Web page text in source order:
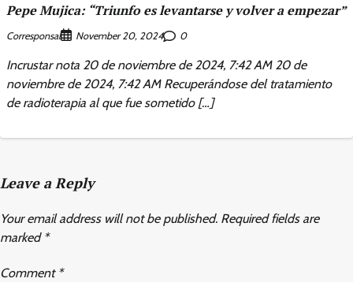
Pepe Mujica: “Triunfo es levantarse y volver a empezar”
Corresponsal November 20, 2024 0
Incrustar nota 20 de noviembre de 2024, 7:42 AM 20 de
noviembre de 2024, 7:42 AM Recuperándose del tratamiento
de radioterapia al que fue sometido […]
Leave a Reply
Your email address will not be published. Required fields are
marked *
Comment *